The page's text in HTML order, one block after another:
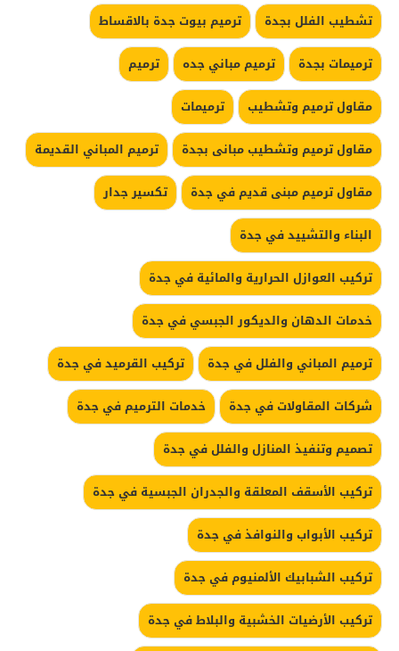
تشطيب الفلل بجدة
ترميم بيوت جدة بالاقساط
ترميمات بجدة
ترميم مباني جده
ترميم
مقاول ترميم وتشطيب
ترميمات
مقاول ترميم وتشطيب مبانى بجدة
ترميم المباني القديمة
مقاول ترميم مبنى قديم في جدة
تكسير جدار
البناء والتشييد في جدة
تركيب العوازل الحرارية والمائية في جدة
خدمات الدهان والديكور الجبسي في جدة
ترميم المباني والفلل في جدة
تركيب القرميد في جدة
شركات المقاولات في جدة
خدمات الترميم في جدة
تصميم وتنفيذ المنازل والفلل في جدة
تركيب الأسقف المعلقة والجدران الجبسية في جدة
تركيب الأبواب والنوافذ في جدة
تركيب الشبابيك الألمنيوم في جدة
تركيب الأرضيات الخشبية والبلاط في جدة